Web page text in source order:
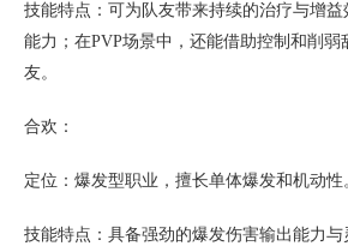
技能特点：可为队友带来持续的治疗与增
能力；在PVP场景中，还能借助控制和削弱
友。
合欢：
定位：爆发型职业，擅长单体爆发和机动性
技能特点：具备强劲的爆发伤害输出能力